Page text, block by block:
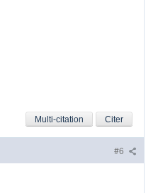
Citer
Multi-citation
#6